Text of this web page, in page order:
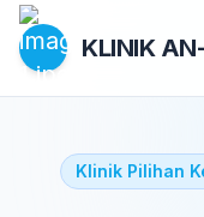
KLINIK
Klinik Pilihan